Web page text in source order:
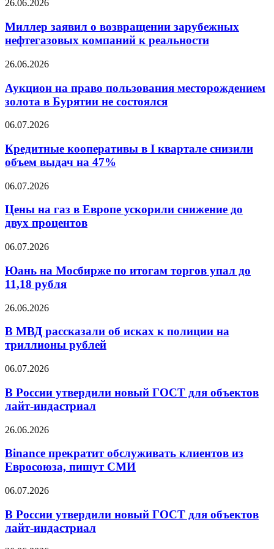
Миллер
о
возвращении
зарубежных
компаний
реальности
26.06.2026
Миллер заявил о возвращении зарубежных
нефтегазовых компаний к реальности
Аукцион
право
пользования
месторождением
в
не
состоялся
26.06.2026
Аукцион на право пользования месторождением
золота в Бурятии не состоялся
Кредитные
в
I
квартале
объем
на
47%
06.07.2026
Кредитные кооперативы в I квартале снизили
объем выдач на 47%
Цены
газ
Европе
снижение
двух
процентов
06.07.2026
Цены на газ в Европе ускорили снижение до
двух процентов
Юань
Мосбирже
по
итогам
упал
11,18
рубля
06.07.2026
Юань на Мосбирже по итогам торгов упал до
11,18 рубля
В
рассказали
исках
полиции
триллионы
рублей
26.06.2026
В МВД рассказали об исках к полиции на
триллионы рублей
В
утвердили
новый
ГОСТ
объектов
индастриал
06.07.2026
В России утвердили новый ГОСТ для объектов
лайт-индастриал
Binance
обслуживать
клиентов
из
пишут
26.06.2026
Binance прекратит обслуживать клиентов из
Евросоюза, пишут СМИ
В
утвердили
новый
ГОСТ
06.07.2026
В России утвердили новый ГОСТ для объектов
лайт-индастриал